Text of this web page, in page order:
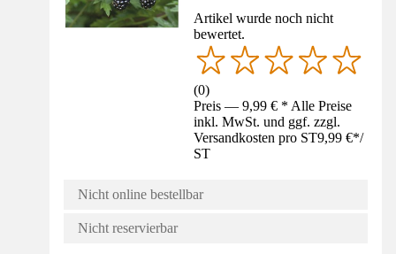
Artikel wurde noch nicht
bewertet.
(0)
Preis — 9,99 € * Alle Preise
inkl. MwSt. und ggf. zzgl.
Versandkosten pro ST9,99 €*/
ST
Nicht online bestellbar
Nicht reservierbar